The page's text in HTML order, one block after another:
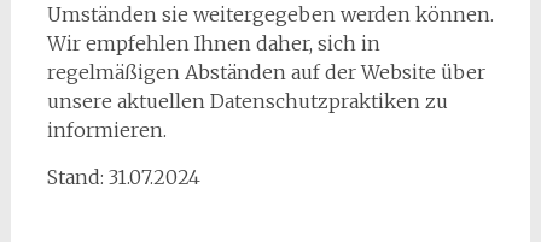
Umständen sie weitergegeben werden können.
Wir empfehlen Ihnen daher, sich in
regelmäßigen Abständen auf der Website über
unsere aktuellen Datenschutzpraktiken zu
informieren.
Stand: 31.07.2024